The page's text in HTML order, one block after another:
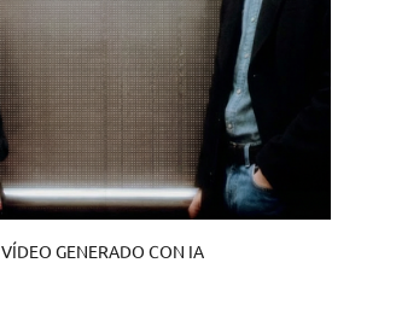
VÍDEO GENERADO CON IA